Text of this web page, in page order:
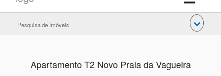
Pesquisa de Imóveis
Apartamento T2 Novo Praia da Vagueira